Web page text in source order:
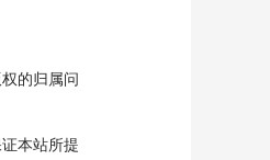
的归属问
本站所提